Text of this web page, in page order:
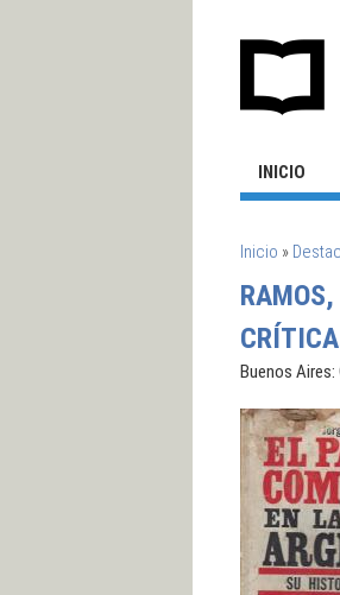
INICIO
SE
Inicio »
Buenos Aires: